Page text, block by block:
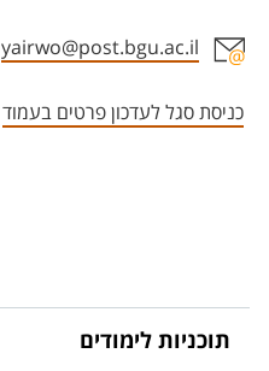
yairwo@post.bgu.ac.il
כניסת סגל לעדכון פרטים בעמוד
תוכניות לימודים